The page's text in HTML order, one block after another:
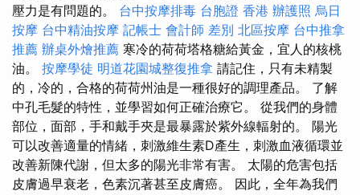
壓力是有問題的。 台中按摩排毒 台胞證 香港 辦護照 烏日
按摩 台中精油按摩 記帳士 會計師 差別 北區按摩 台中推拿
推薦 辦桌外燴推薦 寒冷的荷荷塔格糖給黃金，宜人的核桃
油。 按摩學徒 明道花園城整復推拿 請記住，只有未精製
的，冷的，合格的荷荷州油是一種很好的調理產品。 了解
中孔毛髮的特性，並學習如何正確治療它。 從我們的身體
部位，面部，手和戴手夾是最暴露於紫外線輻射的。 陽光
可以改善適量的情緒，刺激維生素D產生，刺激血液循環並
改善新陳代謝，但太多的陽光非常有害。 太陽的危害包括
皮膚過早衰老，色素沉著甚至皮膚癌。 因此，全年為我們